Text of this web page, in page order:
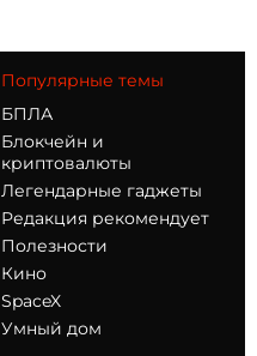
Популярные темы
БПЛА
Блокчейн и
криптовалюты
Легендарные гаджеты
Редакция рекомендует
Полезности
Кино
SpaceX
Умный дом